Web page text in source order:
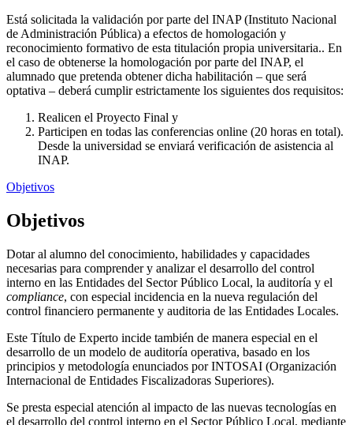
Está solicitada la validación por parte del INAP (Instituto Nacional
de Administración Pública) a efectos de homologación y
reconocimiento formativo de esta titulación propia universitaria.. En
el caso de obtenerse la homologación por parte del INAP, el
alumnado que pretenda obtener dicha habilitación – que será
optativa – deberá cumplir estrictamente los siguientes dos requisitos:
Realicen el Proyecto Final y
Participen en todas las conferencias online (20 horas en total).
Desde la universidad se enviará verificación de asistencia al
INAP.
Objetivos
Objetivos
Dotar al alumno del conocimiento, habilidades y capacidades
necesarias para comprender y analizar el desarrollo del control
interno en las Entidades del Sector Público Local, la auditoría y el
compliance, con especial incidencia en la nueva regulación del
control financiero permanente y auditoria de las Entidades Locales.
Este Título de Experto incide también de manera especial en el
desarrollo de un modelo de auditoría operativa, basado en los
principios y metodología enunciados por INTOSAI (Organización
Internacional de Entidades Fiscalizadoras Superiores).
Se presta especial atención al impacto de las nuevas tecnologías en
el desarrollo del control interno en el Sector Público Local, mediante